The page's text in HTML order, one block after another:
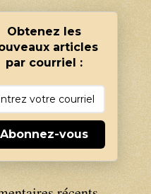
Obtenez les
articles
par courriel :
Abonnez-vous